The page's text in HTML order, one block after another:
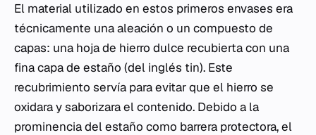
El material utilizado en estos primeros envases era
técnicamente una aleación o un compuesto de
capas: una hoja de hierro dulce recubierta con una
fina capa de estaño (del inglés tin). Este
recubrimiento servía para evitar que el hierro se
oxidara y saborizara el contenido. Debido a la
prominencia del estaño como barrera protectora, el